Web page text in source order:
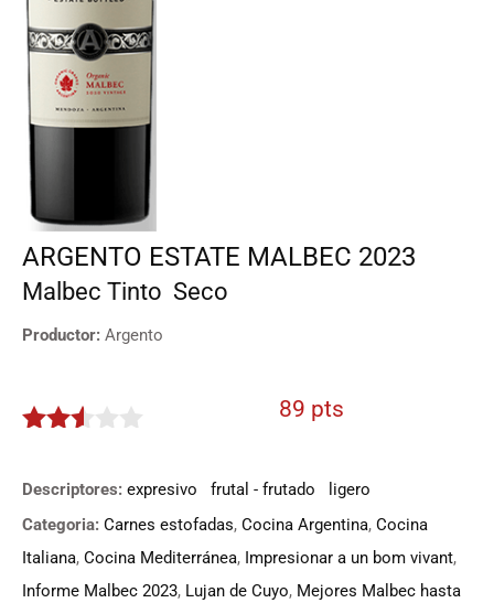
ARGENTO ESTATE MALBEC 2023
Malbec Tinto Seco
Productor: Argento
89 pts
Descriptores: expresivo frutal - frutado
ligero
Categoria: Carnes estofadas, Cocina Argentina, Cocina
Italiana, Cocina Mediterránea, Impresionar a un bom vivant,
Informe Malbec 2023, Lujan de Cuyo, Mejores Malbec hasta